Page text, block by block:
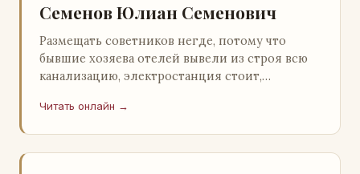
Семенов Юлиан Семенович
Размещать советников негде, потому что
бывшие хозяева отелей вывели из строя всю
канализацию, электростанция стоит,
А. Алешин». …
Читать онлайн →